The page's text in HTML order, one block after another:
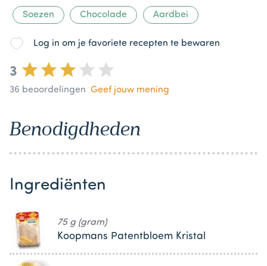
Soezen Chocolade Aardbei
Log in om je favoriete recepten te bewaren
3
36 beoordelingen Geef jouw mening
Benodigdheden
Ingrediënten
75 g (gram)
Koopmans Patentbloem Kristal